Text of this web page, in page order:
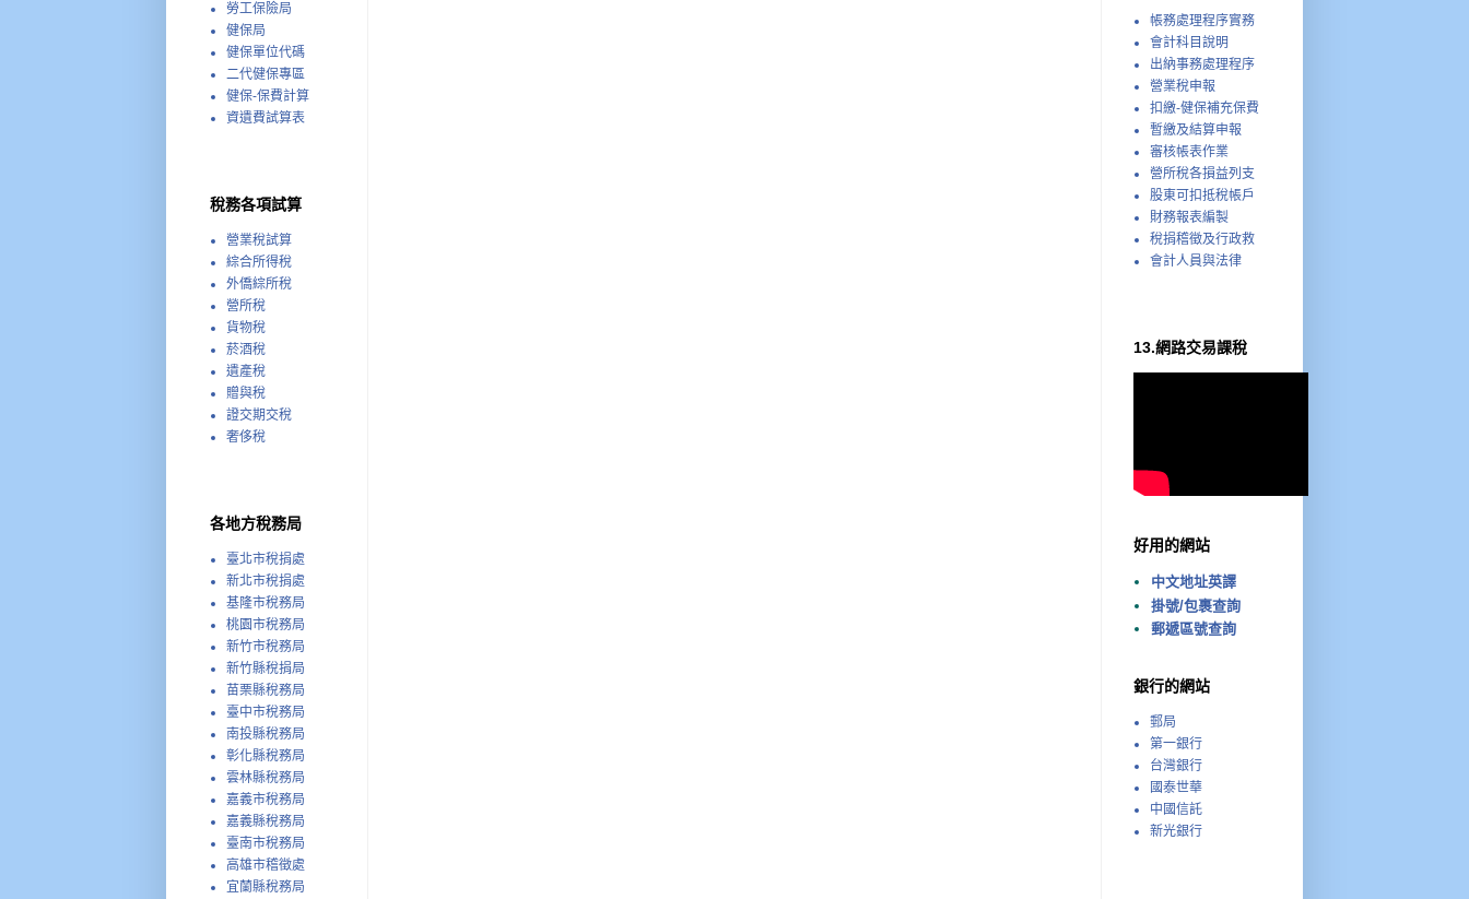
勞工保險局
健保局
健保單位代碼
二代健保專區
健保-保費計算
資遺費試算表
稅務各項試算
營業稅試算
綜合所得稅
外僑綜所稅
營所稅
貨物稅
菸酒稅
遺產稅
贈與稅
證交期交稅
奢侈稅
各地方稅務局
臺北市稅捐處
新北市稅捐處
基隆市稅務局
桃園市稅務局
新竹市稅務局
新竹縣稅捐局
苗栗縣稅務局
臺中市稅務局
南投縣稅務局
彰化縣稅務局
雲林縣稅務局
嘉義市稅務局
嘉義縣稅務局
臺南市稅務局
高雄市稽徵處
宜蘭縣稅務局
帳務處理程序實務
會計科目說明
出納事務處理程序
營業稅申報
扣繳-健保補充保費
暫繳及結算申報
審核帳表作業
營所稅各損益列支
股東可扣抵稅帳戶
財務報表編製
稅捐稽徵及行政救
會計人員與法律
13.網路交易課稅
好用的網站
中文地址英譯
掛號/包裹查詢
郵遞區號查詢
銀行的網站
郵局
第一銀行
台灣銀行
國泰世華
中國信託
新光銀行